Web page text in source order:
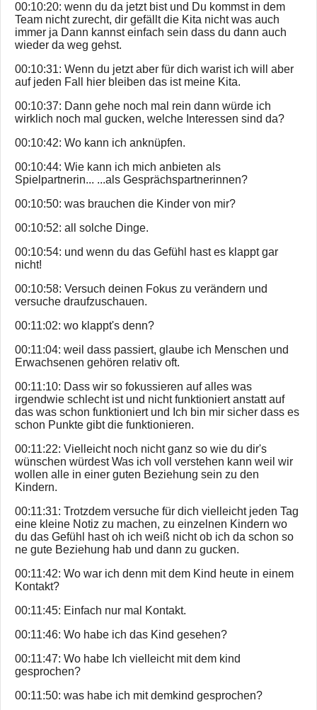
00:10:20: wenn du da jetzt bist und Du kommst in dem
Team nicht zurecht, dir gefällt die Kita nicht was auch
immer ja Dann kannst einfach sein dass du dann auch
wieder da weg gehst.
00:10:31: Wenn du jetzt aber für dich warist ich will aber
auf jeden Fall hier bleiben das ist meine Kita.
00:10:37: Dann gehe noch mal rein dann würde ich
wirklich noch mal gucken, welche Interessen sind da?
00:10:42: Wo kann ich anknüpfen.
00:10:44: Wie kann ich mich anbieten als
Spielpartnerin... ...als Gesprächspartnerinnen?
00:10:50: was brauchen die Kinder von mir?
00:10:52: all solche Dinge.
00:10:54: und wenn du das Gefühl hast es klappt gar
nicht!
00:10:58: Versuch deinen Fokus zu verändern und
versuche draufzuschauen.
00:11:02: wo klappt's denn?
00:11:04: weil dass passiert, glaube ich Menschen und
Erwachsenen gehören relativ oft.
00:11:10: Dass wir so fokussieren auf alles was
irgendwie schlecht ist und nicht funktioniert anstatt auf
das was schon funktioniert und Ich bin mir sicher dass es
schon Punkte gibt die funktionieren.
00:11:22: Vielleicht noch nicht ganz so wie du dir's
wünschen würdest Was ich voll verstehen kann weil wir
wollen alle in einer guten Beziehung sein zu den
Kindern.
00:11:31: Trotzdem versuche für dich vielleicht jeden Tag
eine kleine Notiz zu machen, zu einzelnen Kindern wo
du das Gefühl hast oh ich weiß nicht ob ich da schon so
ne gute Beziehung hab und dann zu gucken.
00:11:42: Wo war ich denn mit dem Kind heute in einem
Kontakt?
00:11:45: Einfach nur mal Kontakt.
00:11:46: Wo habe ich das Kind gesehen?
00:11:47: Wo habe Ich vielleicht mit dem kind
gesprochen?
00:11:50: was habe ich mit demkind gesprochen?